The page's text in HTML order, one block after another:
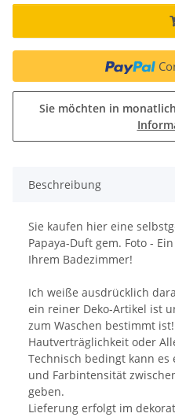
Sie möchten in
Beschreibung
Sie kaufen hier eine
Papaya-Duft gem. Foto -
Ihrem Badezimmer!
Ich weiße ausdrücklich
ein reiner Deko-Artikel ist
zum Waschen bestimmt
Hautverträglichkeit oder
Technisch bedingt kann es
und Farbintensität
geben.
Lieferung erfolgt im